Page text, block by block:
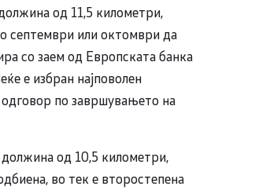
од 11,5 километри,
септември или октомври да
со заем од Европската банка
е избран најповолен
одговор по завршувањето на
од 10,5 километри,
во тек е второстепена